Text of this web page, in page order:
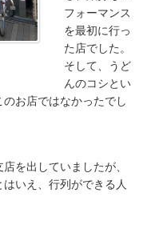
フォーマンス
を最初に行っ
た店でした。
そして、うど
んのコシとい
お店ではなかったでし
を出していましたが、
いえ、行列ができる人